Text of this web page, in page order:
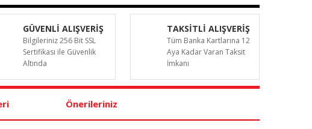
GÜVENLİ ALIŞVERİŞ
Bilgileriniz 256 Bit SSL
Sertifikası ile Güvenlik
Altında
TAKSİTLİ ALIŞVERİŞ
Tüm Banka Kartlarına 12
Aya Kadar Varan Taksit
İmkanı
Önerileriniz